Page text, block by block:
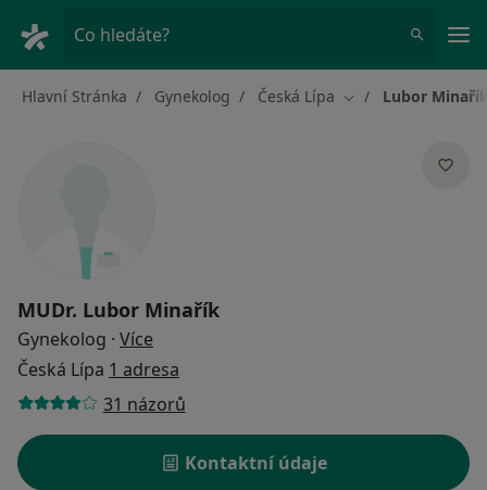
Co hledáte?
Hlavní Stránka Gynekolog Česká Lípa Změna města
Lubor
MUDr. Lubor Minařík
Gynekolog · Více
Česká Lípa 1 adresa
31 názorů
Kontaktní údaje